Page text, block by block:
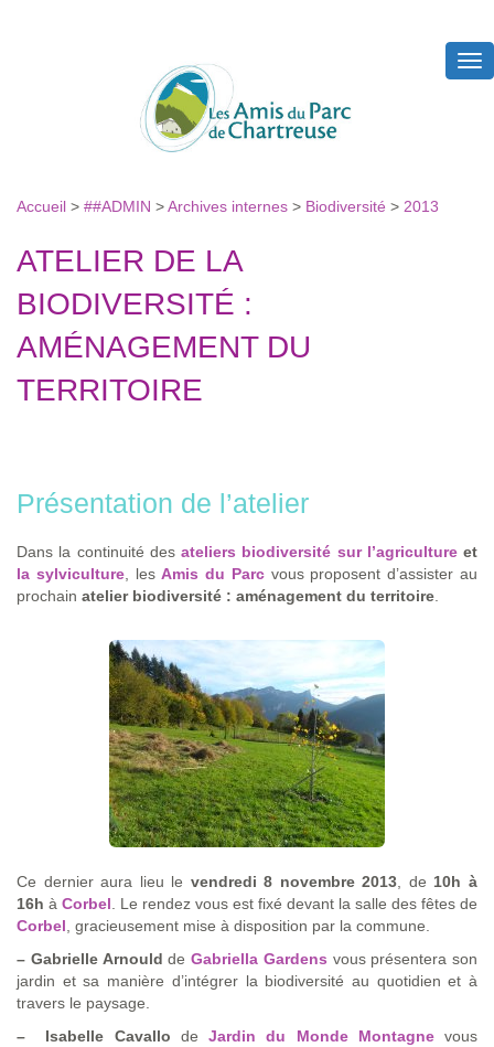
Accueil > ##ADMIN >Archives internes > Biodiversité > 2013
ATELIER DE LA
BIODIVERSITÉ :
AMÉNAGEMENT DU
TERRITOIRE
Présentation de l’atelier
Dans la continuité des ateliers biodiversité sur l’agricultureet
la sylviculture, lesAmis du Parcvous proposent d’assister au
prochain atelier biodiversité : aménagement du territoire.
Ce dernier aura lieu le vendredi 8 novembre 2013 , de 10h à
16h à Corbel . Le rendez vous est fixé devant la salle des fêtes de
Corbel , gracieusement mise à disposition par la commune.
– Gabrielle Arnouldde Gabriella Gardens vous présentera son
jardin et sa manière d’intégrer la biodiversité au quotidien et à
travers le paysage.
–
Isabelle Cavallo deJardin du Monde Montagnevous